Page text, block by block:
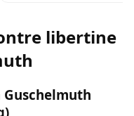
libertine